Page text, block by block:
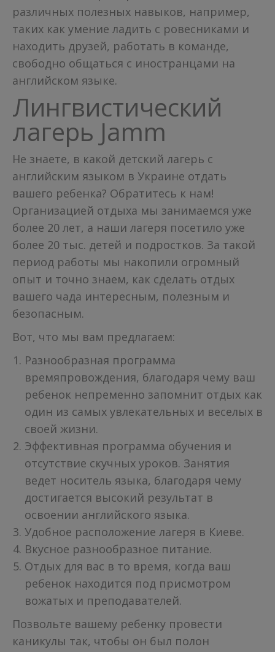
различных полезных навыков, например,
таких как умение ладить с ровесниками и
находить друзей, работать в команде,
свободно общаться с иностранцами на
английском языке.
Лингвистический
лагерь Jamm
Не знаете, в какой детский лагерь с
английским языком в Украине отдать
вашего ребенка? Обратитесь к нам!
Организацией отдыха мы занимаемся уже
более 20 лет, а наши лагеря посетило уже
более 20 тыс. детей и подростков. За такой
период работы мы накопили огромный
опыт и точно знаем, как сделать отдых
вашего чада интересным, полезным и
безопасным.
Вот, что мы вам предлагаем:
Разнообразная программа
времяпровождения, благодаря чему ваш
ребенок непременно запомнит отдых как
один из самых увлекательных и веселых в
своей жизни.
Эффективная программа обучения и
отсутствие скучных уроков. Занятия
ведет носитель языка, благодаря чему
достигается высокий результат в
освоении английского языка.
Удобное расположение лагеря в Киеве.
Вкусное разнообразное питание.
Отдых для вас в то время, когда ваш
ребенок находится под присмотром
вожатых и преподавателей.
Позвольте вашему ребенку провести
каникулы так, чтобы он был полон